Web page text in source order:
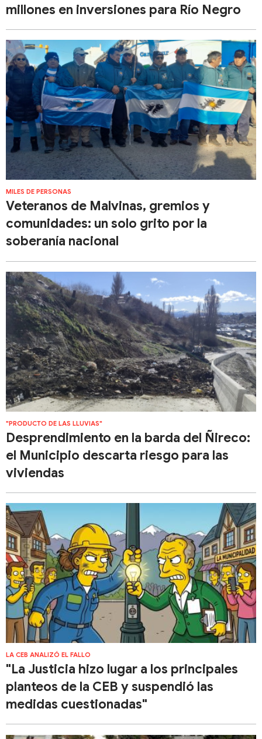
millones en inversiones para Río Negro
MILES DE PERSONAS
Veteranos de Malvinas, gremios y
comunidades: un solo grito por la
soberanía nacional
"PRODUCTO DE LAS LLUVIAS"
Desprendimiento en la barda del Ñireco:
el Municipio descarta riesgo para las
viviendas
LA CEB ANALIZÓ EL FALLO
"La Justicia hizo lugar a los principales
planteos de la CEB y suspendió las
medidas cuestionadas"